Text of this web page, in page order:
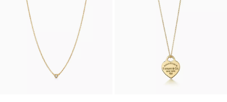
3 소재